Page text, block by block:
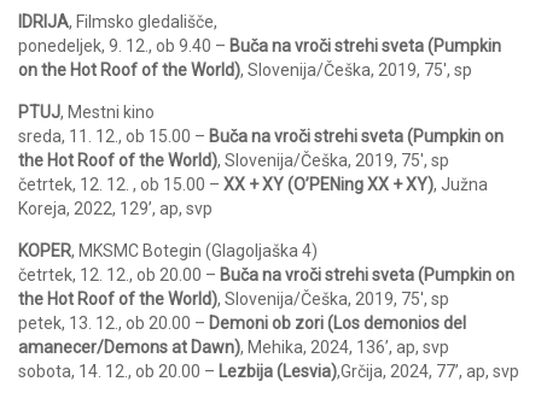
IDRIJA, Filmsko gledališče,
ponedeljek, 9. 12., ob 9.40 – Buča na vroči strehi sveta (Pumpkin
on the Hot Roof of the World), Slovenija/Češka, 2019, 75′, sp
PTUJ, Mestni kino
sreda, 11. 12., ob 15.00 – Buča na vroči strehi sveta (Pumpkin on
the Hot Roof of the World), Slovenija/Češka, 2019, 75′, sp
četrtek, 12. 12. , ob 15.00 – XX + XY (O’PENing XX + XY), Južna
Koreja, 2022, 129’, ap, svp
KOPER, MKSMC Botegin (Glagoljaška 4)
četrtek, 12. 12., ob 20.00 – Buča na vroči strehi sveta (Pumpkin on
the Hot Roof of the World), Slovenija/Češka, 2019, 75′, sp
petek, 13. 12., ob 20.00 – Demoni ob zori (Los demonios del
amanecer/Demons at Dawn), Mehika, 2024, 136’, ap, svp
sobota, 14. 12., ob 20.00 – Lezbija (Lesvia),Grčija, 2024, 77’, ap, svp